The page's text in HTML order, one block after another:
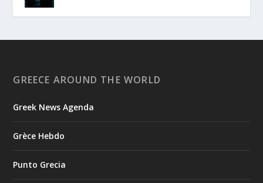
GREECE AROUND THE WORLD
Greek News Agenda
Grèce Hebdo
Punto Grecia